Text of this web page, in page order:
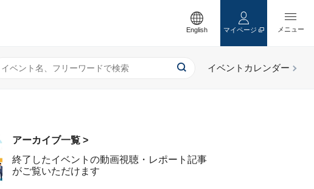
English マイページ
アーカイブ一覧 >
終了したイベントの動画視聴・レポート記事
がご覧いただけます